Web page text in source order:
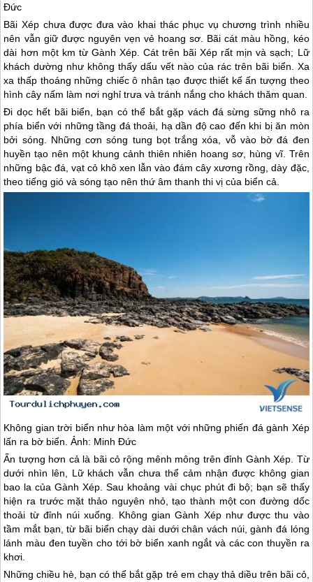
Đức
Bãi Xép chưa được đưa vào khai thác phục vụ chương trình nhiều
nên vẫn giữ được nguyên vẹn vẻ hoang sơ. Bãi cát màu hồng, kéo
dài hơn một km từ Gành Xép. Cát trên bãi Xép rất mịn và sạch; Lữ
khách dường như không thấy dấu vết nào của rác trên bãi biển. Xa
xa thấp thoáng những chiếc ô nhân tạo được thiết kế ấn tượng theo
hình cây nấm làm nơi nghỉ trưa và tránh nắng cho khách thăm quan.
Đi dọc hết bãi biển, bạn có thể bắt gặp vách đá sừng sững nhô ra
phía biển với những tầng đá thoải, hạ dần độ cao đến khi bị ăn mòn
bởi sóng. Những cơn sóng tung bọt trắng xóa, vỗ vào bờ đá đen
huyền tạo nên một khung cảnh thiên nhiên hoang sơ, hùng vĩ. Trên
những bậc đá, vạt cỏ khô xen lẫn vào đám cây xương rồng, dày đặc,
theo tiếng gió và sóng tạo nên thứ âm thanh thi vị của biển cả.
Không gian trời biển như hòa làm một với những phiến đá gành Xép
lấn ra bờ biển. Ảnh: Minh Đức
Ấn tượng hơn cả là bãi cỏ rộng mênh mông trên đỉnh Gành Xép. Từ
dưới nhìn lên, Lữ khách vẫn chưa thể cảm nhận được không gian
bao la của Gành Xép. Sau khoảng vài chục phút đi bộ; bạn sẽ thấy
hiện ra trước mặt thảo nguyên nhỏ, tạo thành một con đường dốc
thoải từ đỉnh núi xuống. Không gian Gành Xép như được thu vào
tầm mắt bạn, từ bãi biển chạy dài dưới chân vách núi, gành đá lóng
lánh màu đen tuyền cho tới bờ biển xanh ngắt và các con thuyền ra
khơi.
Những chiều hè, bạn có thể bắt gặp trẻ em chạy thả diều trên bãi cỏ,